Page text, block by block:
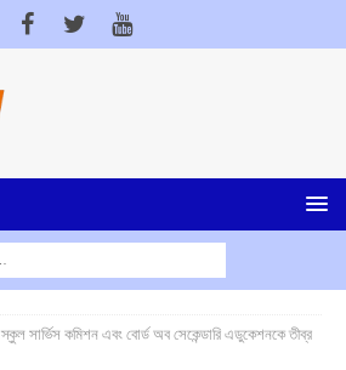
স্কুল সার্ভিস কমিশন এবং বোর্ড অব সেকেন্ডারি এডুকেশনকে তীব্র